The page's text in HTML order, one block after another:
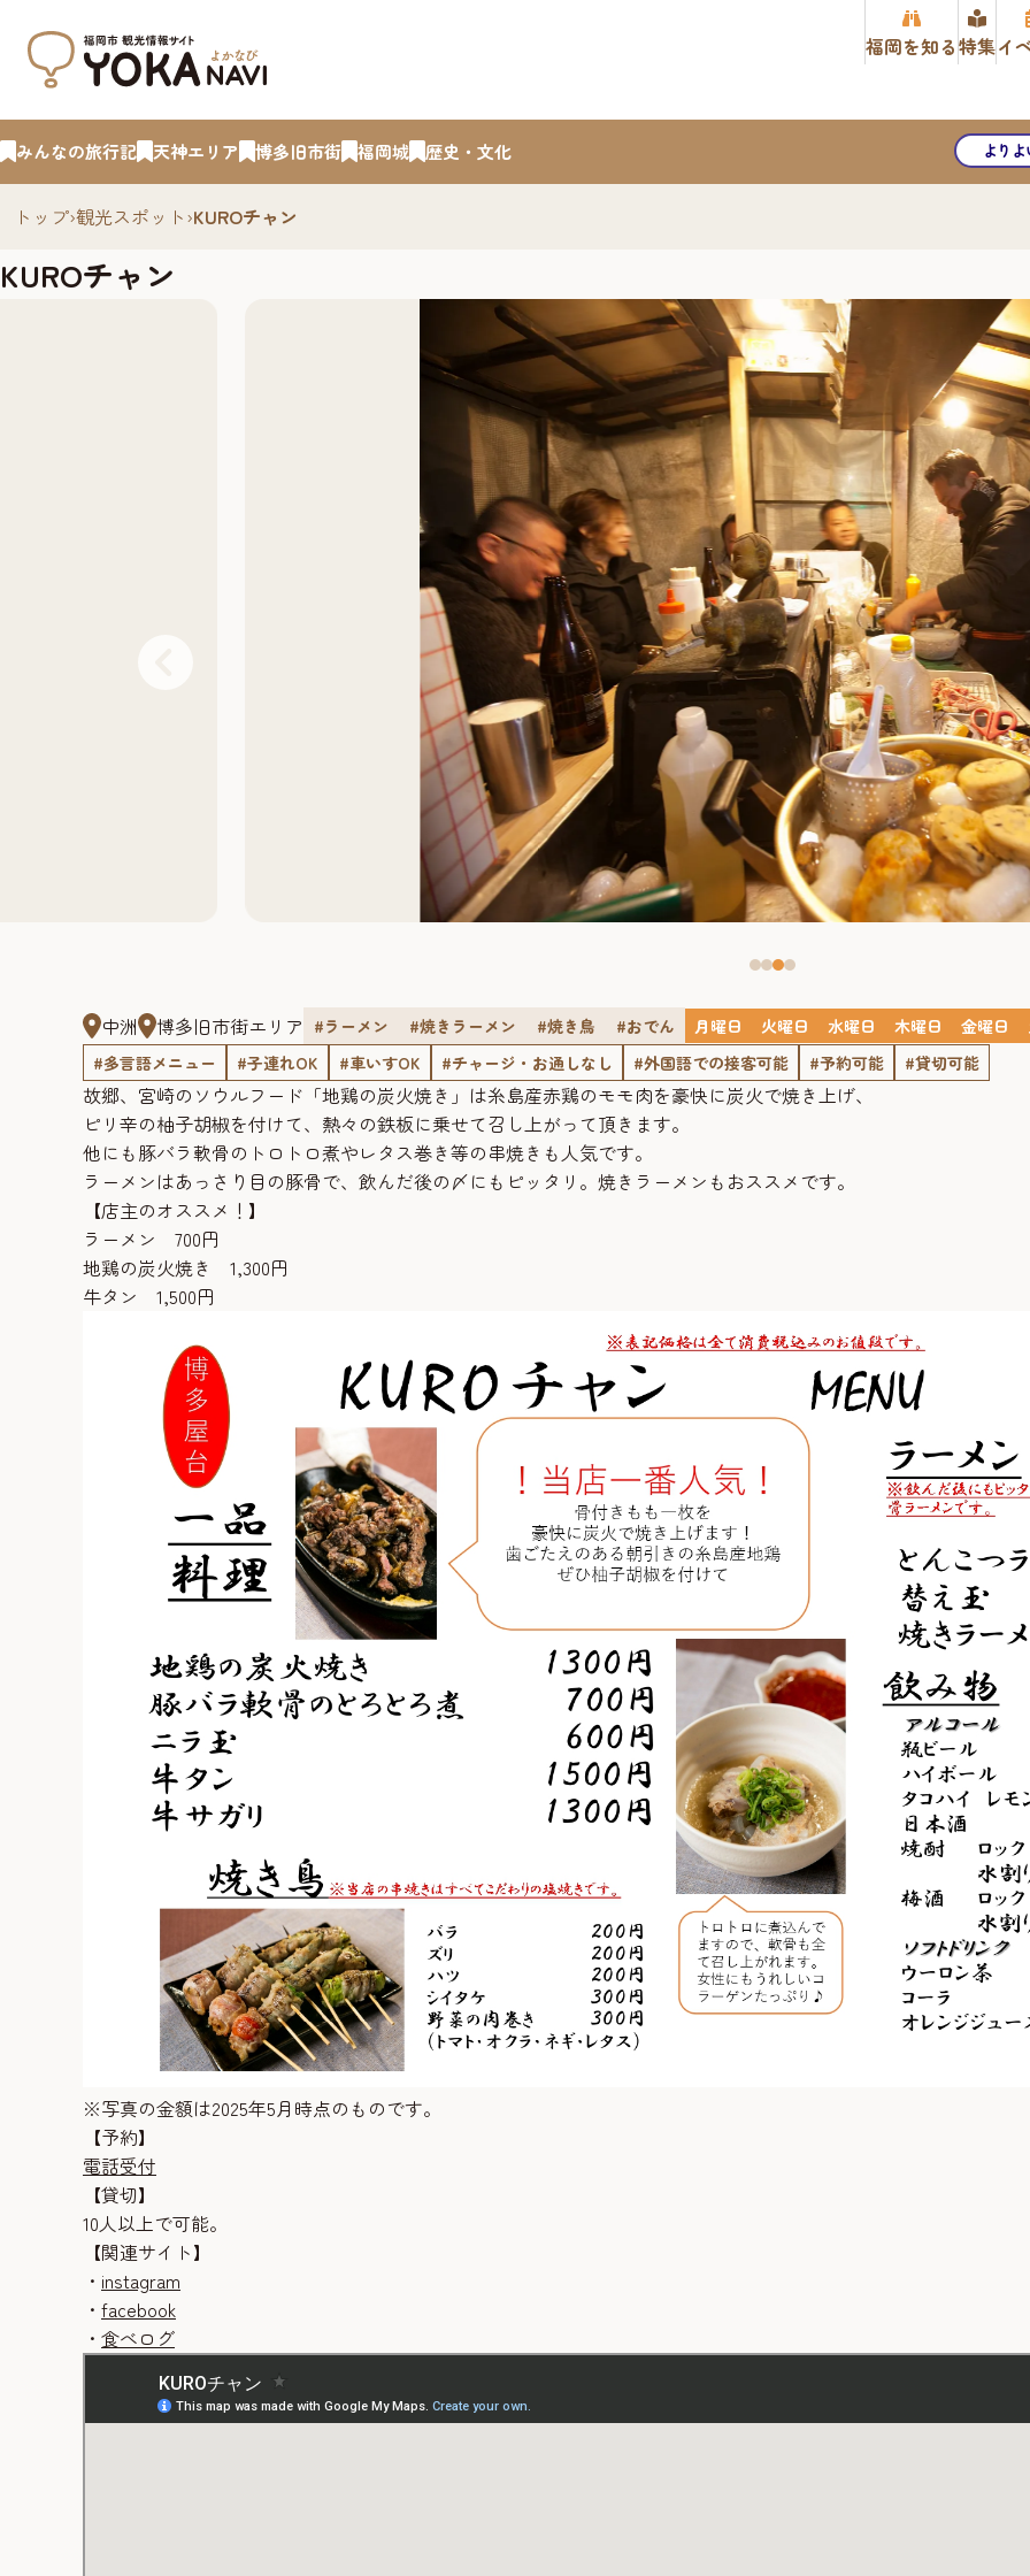
福岡を知る特集イ
みんなの旅行記 天神エリア 博多旧市街 福岡城 歴史・文化 より
トップ›観光スポット›KUROチャン
KUROチャン
中洲 博多旧市街エリア #ラーメン #焼きラーメン #焼き鳥 #おでん 月曜日 火曜日 水曜日 木曜日 金曜日
#多言語メニュー
#子連れOK #車いすOK #チャージ・お通しなし #外国語での接客可能 #予約可能 #貸切可能
故郷、宮崎のソウルフード「地鶏の炭火焼き」は糸島産赤鶏のモモ肉を豪快に炭火で焼き上げ、
ピリ辛の柚子胡椒を付けて、熱々の鉄板に乗せて召し上がって頂きます。
他にも豚バラ軟骨のトロトロ煮やレタス巻き等の串焼きも人気です。
ラーメンはあっさり目の豚骨で、飲んだ後の〆にもピッタリ。焼きラーメンもおススメです。
【店主のオススメ！】
ラーメン 700円
地鶏の炭火焼き 1,300円
牛タン 1,500円
※写真の金額は2025年5月時点のものです。
【予約】
電話受付
【貸切】
10人以上で可能。
【関連サイト】
・ instagram
・ facebook
・ 食べログ